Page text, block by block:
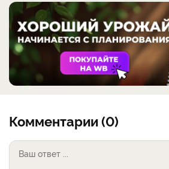
Комментарии (0)